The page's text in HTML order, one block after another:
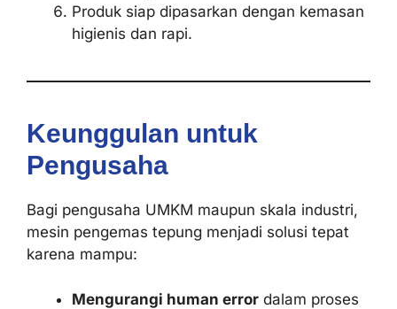
Produk siap dipasarkan dengan kemasan
higienis dan rapi.
Keunggulan untuk
Pengusaha
Bagi pengusaha UMKM maupun skala industri,
mesin pengemas tepung menjadi solusi tepat
karena mampu:
Mengurangi human error dalam proses